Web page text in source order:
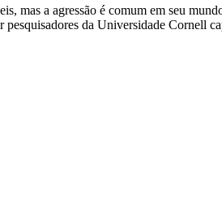
mas a agressão é comum em seu
da Universidade Cornell